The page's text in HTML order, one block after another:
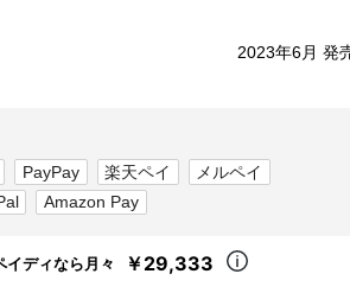
2023年6月 発
PayPay 楽天ペイ
メルペイ
Amazon Pay
イディなら月々 ￥29,333